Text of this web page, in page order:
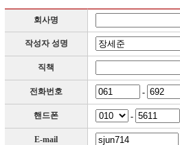
회사명
작성자 성명
직책
전화번호 -
핸드폰 -
E-mail